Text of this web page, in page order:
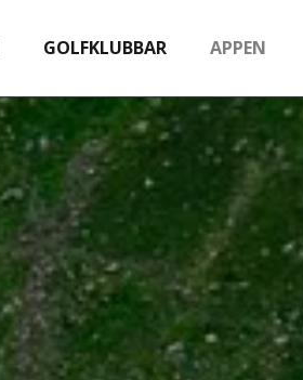
GOLFKLUBBAR APPEN